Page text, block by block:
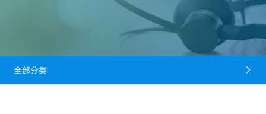
全部分类 